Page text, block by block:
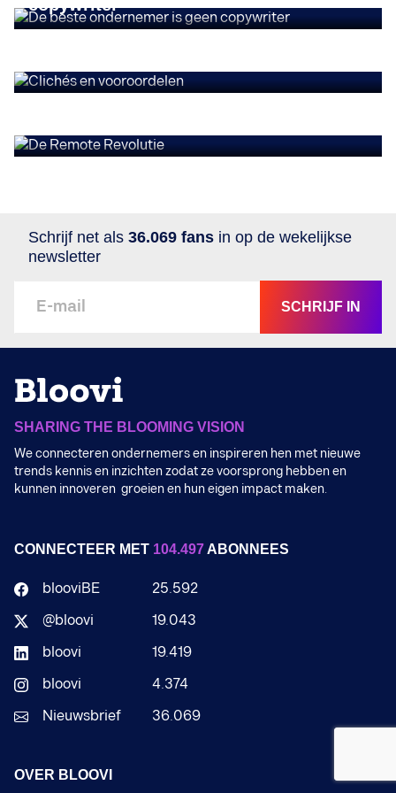
copywriter
Schrijf net als 36.069 fans in op de wekelijkse
newsletter
SCHRIJF IN
SHARING THE BLOOMING VISION
We connecteren ondernemers en inspireren hen met nieuwe
trends kennis en inzichten zodat ze voorsprong hebben en
kunnen innoveren groeien en hun eigen impact maken.
CONNECTEER MET 104.497ABONNEES
blooviBE
25.592
@bloovi
19.043
bloovi
19.419
bloovi
4.374
Nieuwsbrief
36.069
OVER BLOOVI